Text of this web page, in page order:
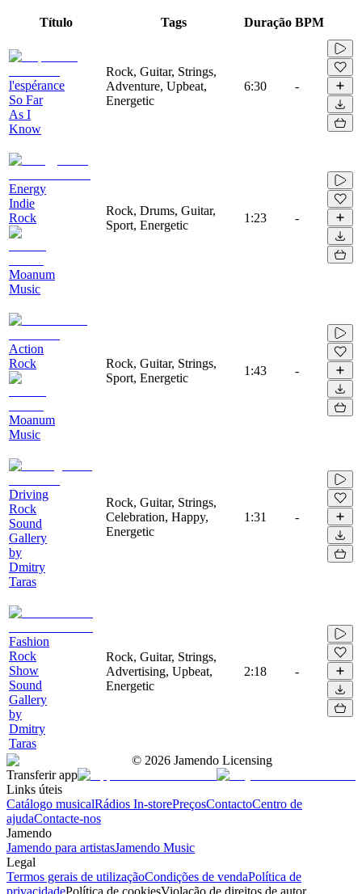
Título Tags Duração BPM
l'espérance
So Far
As I
Know
Rock, Guitar, Strings,
Adventure, Upbeat,
Energetic
6:30 -
Energy
Indie
Rock
Moanum
Music
Rock, Drums, Guitar,
Sport, Energetic
1:23 -
Action
Rock
Moanum
Music
Rock, Guitar, Strings,
Sport, Energetic
1:43 -
Driving
Rock
Sound
Gallery
by
Dmitry
Taras
Rock, Guitar, Strings,
Celebration, Happy,
Energetic
1:31 -
Fashion
Rock
Show
Sound
Gallery
by
Dmitry
Taras
Rock, Guitar, Strings,
Advertising, Upbeat,
Energetic
2:18 -
© 2026 Jamendo Licensing
Transferir app
Links úteis
Catálogo musicalRádios In-storePreçosContactoCentro de
ajudaContacte-nos
Jamendo
Jamendo para artistasJamendo Music
Legal
Termos gerais de utilizaçãoCondições de vendaPolítica de
privacidadePolítica de cookiesViolação de direitos de autor